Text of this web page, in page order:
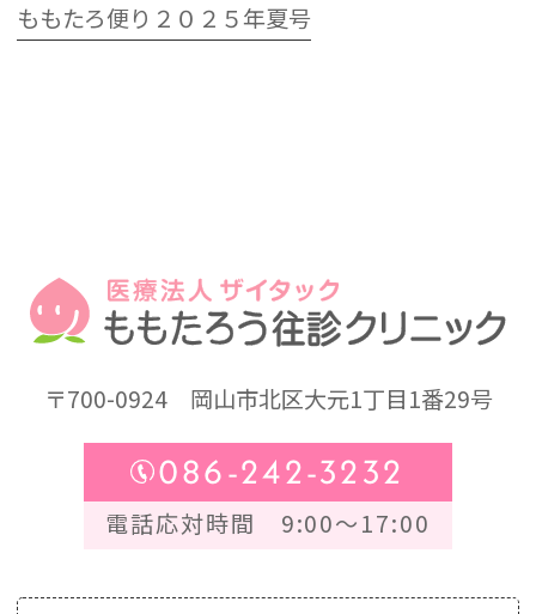
ももたろ便り２０２５年夏号
〒700-0924岡山市北区大元1丁目1番29号
086-242-3232
電話応対時間 9:00～17:00